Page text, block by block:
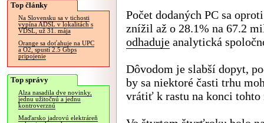
Top články
Na Slovensku sa v tichosti
vypína ADSL v lokalitách s
VDSL, už 31. mája
Orange sa doťahuje na UPC
a O2, spustí 2.5 Gbps
pripojenie
Top správy
Alza nasadila dve novinky,
jednu užitočnú a jednu
kontroverznú
Maďarsko jadrovú elektráreň
Počet dodaných PC sa
znížil až o 28.1% na 67.2
odhaduje analytická
Dôvodom je slabší dopyt,
by sa niektoré časti trhu
vrátiť k rastu na konci tohto